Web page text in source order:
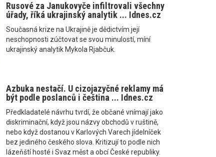
Rusové za Janukovyče infiltrovali všechny
úřady, říká ukrajinský analytik ... Idnes.cz
Současná krize na Ukrajině je dědictvím její
neschopnosti zúčtovat se svou minulostí, míní
ukrajinský analytik Mykola Rjabčuk.
Azbuka nestačí. U cizojazyčné reklamy má
být podle poslanců i čeština ... Idnes.cz
Předkladatelé návrhu tvrdí, že občané vnímají jako
diskriminační, když jsou názvy obchodů v ruštině,
nebo když dostanou v Karlových Varech jídelníček
bez jediného českého slova. Kritizují to podle nich
lázeňští hosté i Svaz měst a obcí České republiky.